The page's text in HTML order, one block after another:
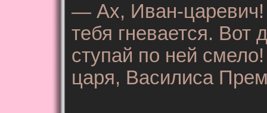
— Ах, Иван-царевич!
тебя гневается. Вот
ступай по ней
царя, Василиса